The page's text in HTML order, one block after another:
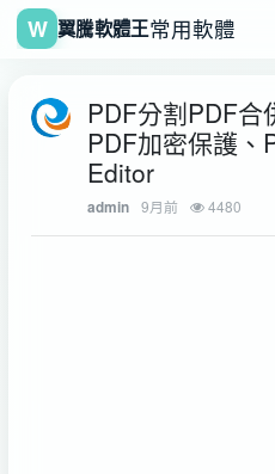
W 翼騰軟體王常用軟體
PDF分割PDF合
PDF加密保護
Editor
admin 9月前 4480